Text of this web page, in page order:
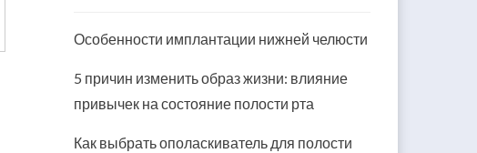
Особенности имплантации нижней челюсти
5 причин изменить образ жизни: влияние
привычек на состояние полости рта
Как выбрать ополаскиватель для полости